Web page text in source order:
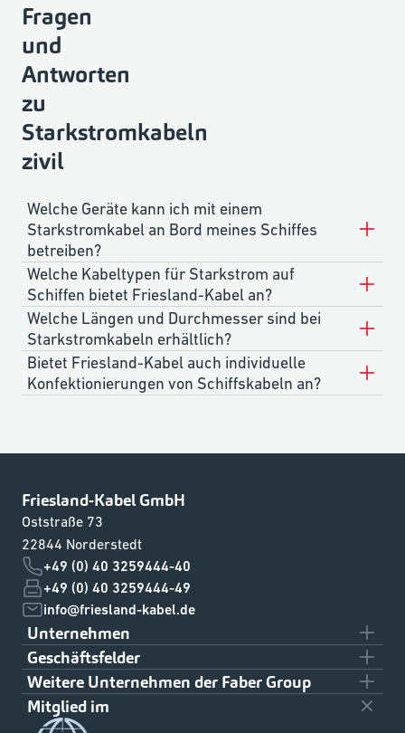
Fragen
und
Antworten
zu
Starkstromkabeln
zivil
Welche Geräte kann ich mit einem
Starkstromkabel an Bord meines Schiffes
betreiben?
Welche Kabeltypen für Starkstrom auf
Schiffen bietet Friesland-Kabel an?
Welche Längen und Durchmesser sind bei
Starkstromkabeln erhältlich?
Bietet Friesland-Kabel auch individuelle
Konfektionierungen von Schiffskabeln an?
Friesland-Kabel GmbH
Oststraße 73
22844 Norderstedt
+49 (0) 40 3259444-40
+49 (0) 40 3259444-49
info@friesland-kabel.de
Unternehmen
Team
Über uns
Downloads
Geschäftsfelder
Ziviler Schiffbau
Militärischer Schiffbau
Weitere Unternehmen der Faber Group
Klaus Faber AG
Mitglied im